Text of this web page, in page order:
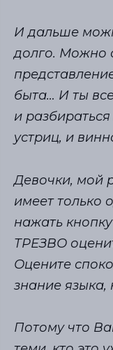
И дальше
долго. Можно
быта… И ты
и
устриц, и
Девочки, мой
имеет только
нажать
ТРЕЗВО
Оцените
знание языка,
Потому что